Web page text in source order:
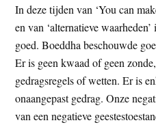
i
t
e
z
e
s
i
t
e
In deze tijden van ‘You can
en van ‘alternatieve
goed. Boeddha beschouwde
Er is geen kwaad of geen
gedragsregels of wetten. Er is
onaangepast gedrag. Onze
van een negatieve